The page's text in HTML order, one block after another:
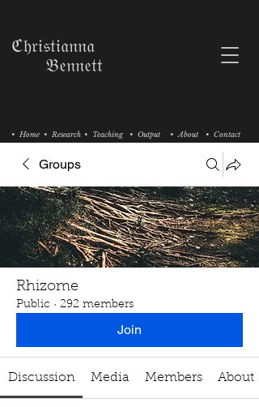
• Research • Teaching
• Home • Output • About • Contact
ℭ𝔥𝔯𝔦𝔰𝔱𝔦𝔞𝔫𝔫𝔞
𝔅𝔢𝔫𝔫𝔢𝔱𝔱
Groups
Rhizome
Public · 292 members
Join
Discussion Media Members About